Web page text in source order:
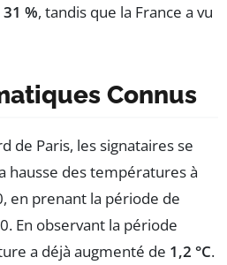
31 %, tandis que la France a vu
Connus
de Paris, les signataires se
hausse des températures à
en prenant la période de
En observant la période
a déjà augmenté de 1,2 °C.